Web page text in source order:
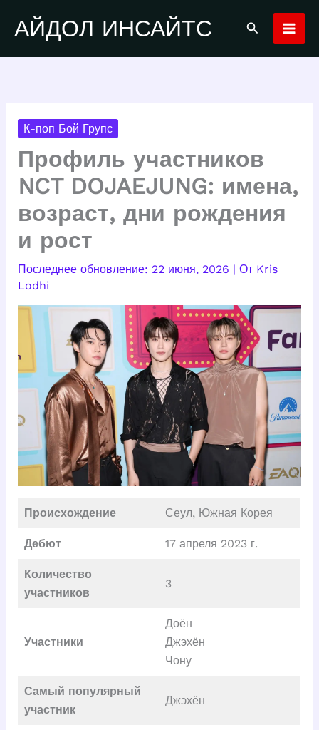
содержимому
АЙДОЛ ИНСАЙТС Поиск
К-поп Бой Групс
Профиль участников
NCT DOJAEJUNG: имена,
возраст, дни рождения
и рост
22 июня, 2026 | От Kris
Lodhi
Происхождение Сеул, Южная Корея
Дебют 17 апреля 2023 г.
Количество
участников
3
Участники
Доён
Джэхён
Чону
Самый популярный
участник
Джэхён